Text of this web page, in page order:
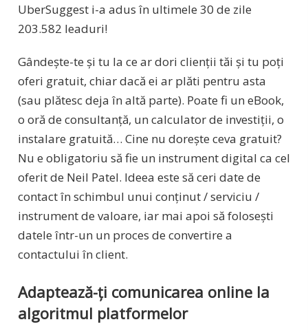
UberSuggest i-a adus în ultimele 30 de zile
203.582 leaduri!
Gândește-te și tu la ce ar dori clienții tăi și tu poți
oferi gratuit, chiar dacă ei ar plăti pentru asta
(sau plătesc deja în altă parte). Poate fi un eBook,
o oră de consultanță, un calculator de investiții, o
instalare gratuită… Cine nu dorește ceva gratuit?
Nu e obligatoriu să fie un instrument digital ca cel
oferit de Neil Patel. Ideea este să ceri date de
contact în schimbul unui conținut / serviciu /
instrument de valoare, iar mai apoi să folosești
datele într-un un proces de convertire a
contactului în client.
Adaptează-ți comunicarea online la
algoritmul platformelor